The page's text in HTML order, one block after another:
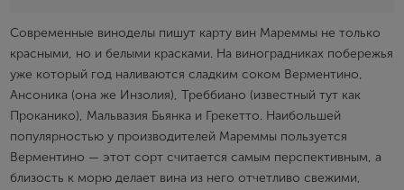
Современные виноделы пишут карту вин Мареммы не только
красными, но и белыми красками. На виноградниках побережья
уже который год наливаются сладким соком Верментино,
Ансоника (она же Инзолия), Треббиано (известный тут как
Проканико), Мальвазия Бьянка и Грекетто. Наибольшей
популярностью у производителей Мареммы пользуется
Верментино — этот сорт считается самым перспективным, а
близость к морю делает вина из него отчетливо свежими,